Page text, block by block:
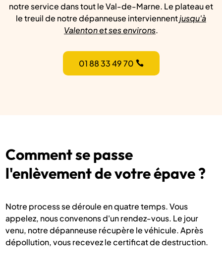
notre service dans tout le Val-de-Marne. Le plateau et
le treuil de notre dépanneuse interviennentjusqu'à
Valenton et ses environs.
01 88 33 49 70
Comment se passe
l'enlèvement de votre épave ?
Notre process se déroule en quatre temps. Vous
appelez, nous convenons d'un rendez-vous. Le jour
venu, notre dépanneuse récupère le véhicule. Après
dépollution, vous recevez le certificat de destruction.